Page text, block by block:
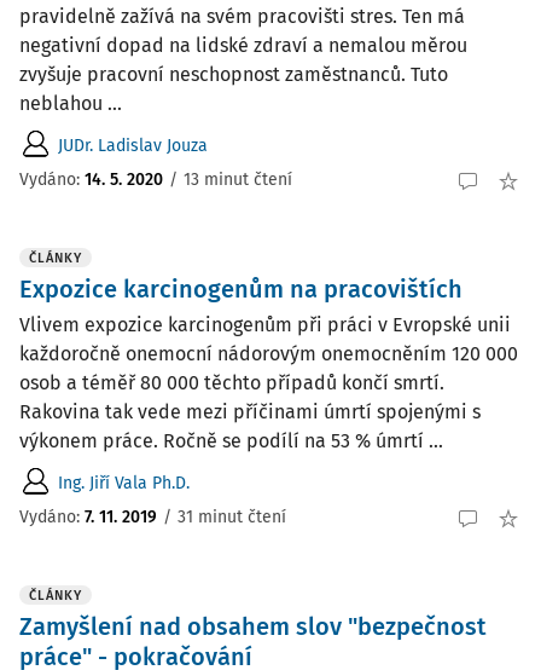
pravidelně zažívá na svém pracovišti stres. Ten má
negativní dopad na lidské zdraví a nemalou měrou
zvyšuje pracovní neschopnost zaměstnanců. Tuto
neblahou ...
JUDr. Ladislav Jouza
Vydáno: 14. 5. 2020 / 13 minut čtení
ČLÁNKY
Expozice karcinogenům na pracovištích
Vlivem expozice karcinogenům při práci v Evropské unii
každoročně onemocní nádorovým onemocněním 120 000
osob a téměř 80 000 těchto případů končí smrtí.
Rakovina tak vede mezi příčinami úmrtí spojenými s
výkonem práce. Ročně se podílí na 53 % úmrtí ...
Ing. Jiří Vala Ph.D.
Vydáno: 7. 11. 2019 / 31 minut čtení
ČLÁNKY
Zamyšlení nad obsahem slov "bezpečnost
práce" - pokračování